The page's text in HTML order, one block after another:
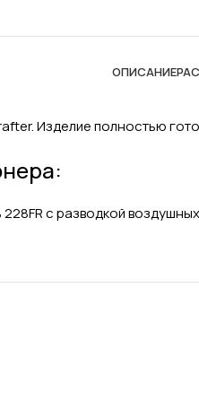
ОПИСАНИЕ
Изделие полностью
с разводкой